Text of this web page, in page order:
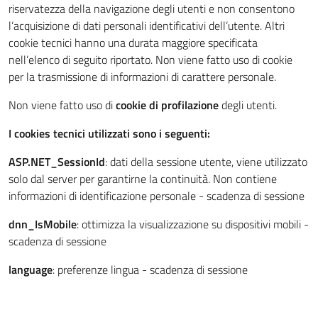
riservatezza della navigazione degli utenti e non consentono
l’acquisizione di dati personali identificativi dell’utente. Altri
cookie tecnici hanno una durata maggiore specificata
nell’elenco di seguito riportato. Non viene fatto uso di cookie
per la trasmissione di informazioni di carattere personale.
Non viene fatto uso dicookie di profilazionedegli utenti.
I cookies tecnici utilizzati sono i seguenti:
ASP.NET_SessionId: dati della sessione utente, viene utilizzato
solo dal server per garantirne la continuità. Non contiene
informazioni di identificazione personale - scadenza di sessione
dnn_IsMobile: ottimizza la visualizzazione su dispositivi mobili -
scadenza di sessione
language: preferenze lingua - scadenza di sessione